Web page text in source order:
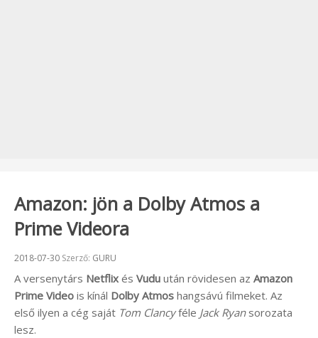
Amazon: jön a Dolby Atmos a
Prime Videora
Beküldve:
2018-07-30 Szerző: GURU
A versenytárs Netflix és Vudu után rövidesen az Amazon
Prime Video is kínál Dolby Atmos hangsávú filmeket. Az
első ilyen a cég saját Tom Clancyféle Jack Ryansorozata
lesz.